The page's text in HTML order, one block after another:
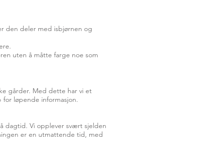
den deler med isbjørnen og
uten å måtte farge noe som
gårder. Med dette har vi et
for løpende informasjon.
dagtid. Vi opplever svært sjelden
er en utmattende tid, med